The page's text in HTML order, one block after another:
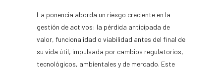
La ponencia aborda un riesgo creciente en la
gestión de activos: la pérdida anticipada de
valor, funcionalidad o viabilidad antes del final de
su vida útil, impulsada por cambios regulatorios,
tecnológicos, ambientales y de mercado. Este